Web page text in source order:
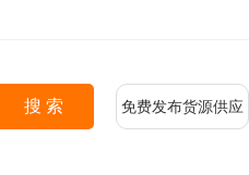
免费发布货源供应